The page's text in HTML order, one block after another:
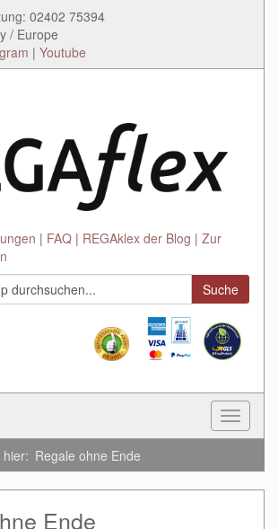
02402 75394
/ Europe
| Youtube
FAQ REGAklex der Blog
Zur
Suche
Toggle
hier: Regale ohne Ende
Ende